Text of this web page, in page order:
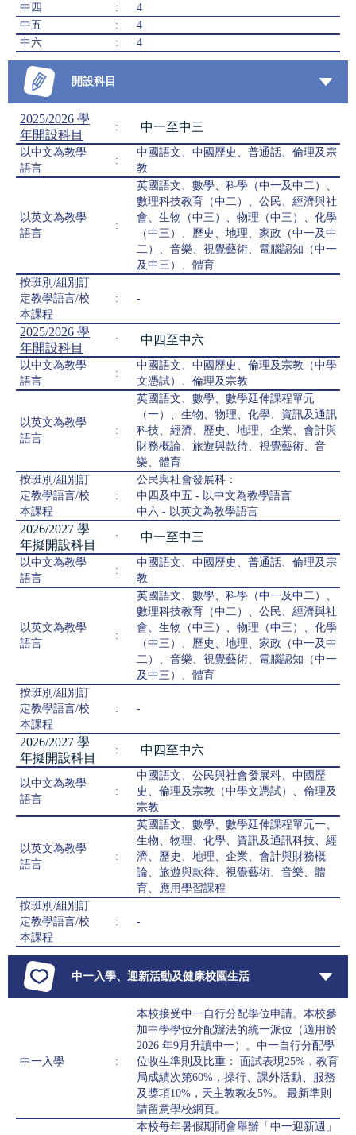
中四 :
4
中五
:
4
中六
: 4
開設科目
2025/2026 學
年開設科目
: 中一至中三
以中文為教學
語言
:
中國語文、中國歷史、普通話、倫理及宗
教
以英文為教學
語言
:
英國語文、數學、科學（中一及中二）、
數理科技教育（中二）、公民、經濟與社
會、生物（中三）、物理（中三）、化學
（中三）、歷史、地理、家政（中一及中
二）、音樂、視覺藝術、電腦認知（中一
及中三）、體育
按班別/組別訂
定教學語言/校
本課程
: -
2025/2026 學
年開設科目
: 中四至中六
以中文為教學
語言
:
中國語文、中國歷史、倫理及宗教（中學
文憑試）、倫理及宗教
以英文為教學
語言
:
英國語文、數學、數學延伸課程單元
（一）、生物、物理、化學、資訊及通訊
科技、經濟、歷史、地理、企業、會計與
財務概論、旅遊與款待、視覺藝術、音
樂、體育
按班別/組別訂
定教學語言/校
本課程
:
公民與社會發展科：
中四及中五 - 以中文為教學語言
中六 - 以英文為教學語言
2026/2027 學
年擬開設科目
: 中一至中三
以中文為教學
語言
:
中國語文、中國歷史、普通話、倫理及宗
教
以英文為教學
語言
:
英國語文、數學、科學（中一及中二）、
數理科技教育（中二）、公民、經濟與社
會、生物（中三）、物理（中三）、化學
（中三）、歷史、地理、家政（中一及中
二）、音樂、視覺藝術、電腦認知（中一
及中三）、體育
按班別/組別訂
定教學語言/校
本課程
: -
2026/2027 學
年擬開設科目
: 中四至中六
以中文為教學
語言
:
中國語文、公民與社會發展科、中國歷
史、倫理及宗教（中學文憑試）、倫理及
宗教
以英文為教學
語言
:
英國語文、數學、數學延伸課程單元一、
生物、物理、化學、資訊及通訊科技、經
濟、歷史、地理、企業、會計與財務概
論、旅遊與款待、視覺藝術、音樂、體
育、應用學習課程
按班別/組別訂
定教學語言/校
本課程
: -
中一入學、迎新活動及健康校園生活
中一入學 :
本校接受中一自行分配學位申請。本校參
加中學學位分配辦法的統一派位（適用於
2026 年9月升讀中一）。中一自行分配學
位收生準則及比重： 面試表現25%，教育
局成績次第60%，操行、課外活動、服務
及獎項10%，天主教教友5%。 最新準則
請留意學校網頁。
本校每年暑假期間會舉辦「中一迎新週」